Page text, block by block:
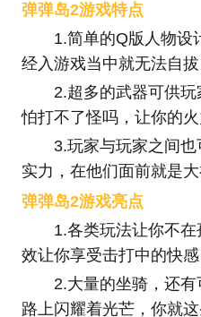
弹弹岛2游戏特点
1.简单的Q版人物设
经入游戏当中就无法自拔
2.超多的武器可供
怕打不了怪吗，让你的火
3.玩家与玩家之间
实力，在他们面前就是大
弹弹岛2游戏亮点
1.各类玩法让你不
效让你享受击打中的快感
2.大量的坐骑，还
路上闪耀着光芒，你就这